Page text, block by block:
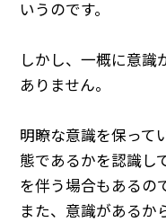
いうのです。
しかし、一概に意識
ありません。
明瞭な意識を保って
態であるかを認識し
を伴う場合もあるの
また、意識があるか